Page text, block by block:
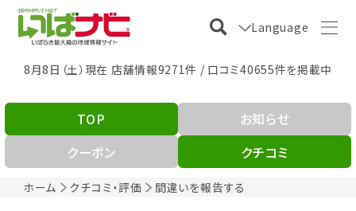
Language
8月8日（土）現在 店舗情報9271件 / 口コミ40655件を掲載中
ホーム クチコミ・評価 間違いを報告する
TOP
お知らせ
クーポン
クチコミ